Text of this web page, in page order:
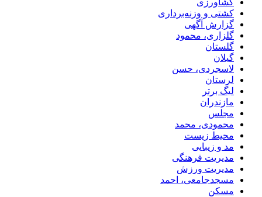
کشتی و وزنه‌برداری
گزارش آگهی
گلزاری، محمود
گلستان
گیلان
لاسجردی، حسن
لرستان
لیگ برتر
مازندران
مجلس
محمودی، محمد
محیط زیست
مد و زیبایی
مدیریت فرهنگی
مدیریت ورزش
مسجدجامعی، احمد
مسکن